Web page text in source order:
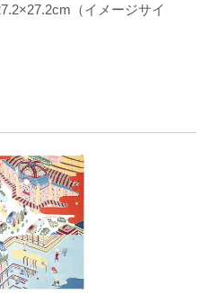
（イメージサイ